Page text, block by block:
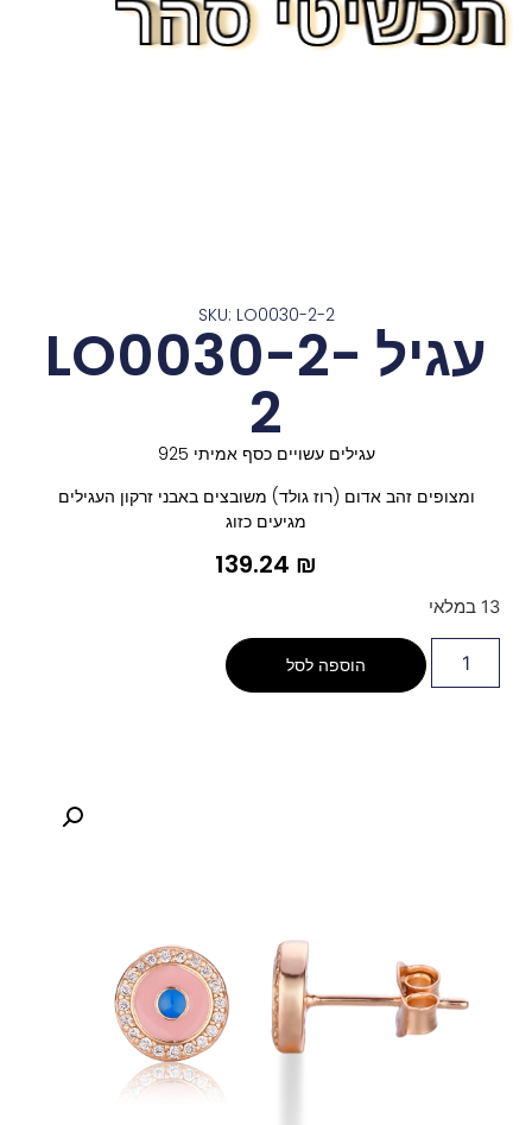
תכשיטי סהר
תכשיטי סהר
תכשיטי סהר
תכשיטי סהר
תכשיטי סהר
תכשיטי סהר
תכשיטי סהר
תכשיטי סהר
תכשיטי סהר
תכשיטי סהר
תכשיטי סהר
תכשיטי סהר
תכשיטי סהר
SKU: LO0030-2-2
עגיל LO0030-2-
2
עגילים עשויים כסף אמיתי 925
ומצופים זהב אדום (רוז גולד) משובצים באבני זרקון העגילים
מגיעים כזוג
139.24 ₪
13 במלאי
הוספה לסל